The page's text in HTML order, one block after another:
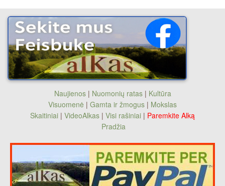
Naujienos| Nuomonių ratas| Kultūra
Visuomenė | Gamta ir žmogus | Mokslas
Skaitiniai | VideoAlkas | Visi rašiniai | Paremkite Alką
Pradžia